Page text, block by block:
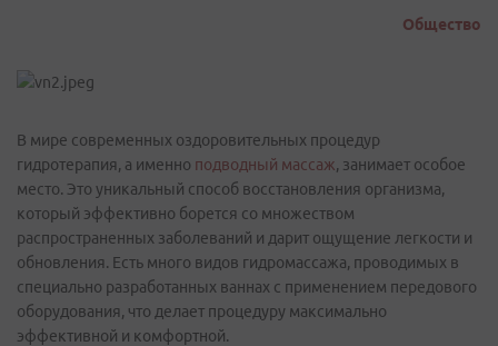
Общество
В мире современных оздоровительных процедур
гидротерапия, а именно подводный массаж, занимает особое
место. Это уникальный способ восстановления организма,
который эффективно борется со множеством
распространенных заболеваний и дарит ощущение легкости и
обновления. Есть много видов гидромассажа, проводимых в
специально разработанных ваннах с применением передового
оборудования, что делает процедуру максимально
эффективной и комфортной.